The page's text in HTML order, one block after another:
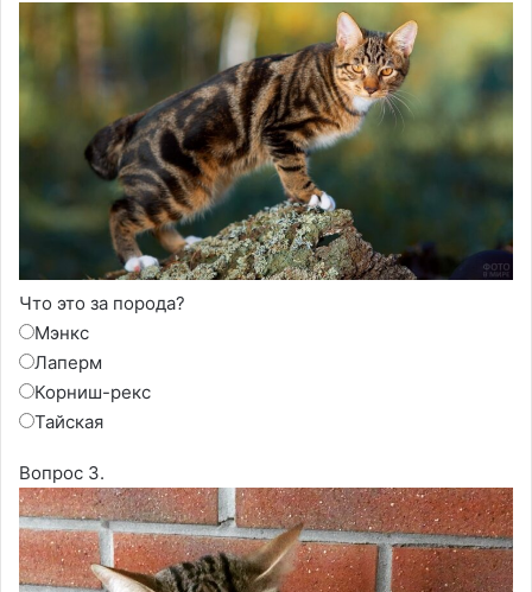
Что это за порода?
Мэнкс
Лаперм
Корниш-рекс
Тайская
Вопрос 3.